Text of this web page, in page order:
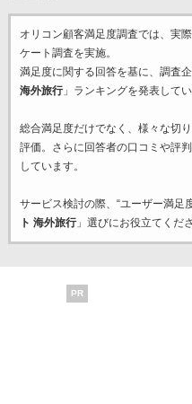
オリコン顧客満足度調査では、実
ケート調査を実施。
満足度に関する回答を基に、調査
海外旅行」ランキングを発表してい
総合満足度だけでなく、様々な切り
評価。さらに回答者の口コミや評
しています。
サービス検討の際、“ユーザー満足
ト 海外旅行」選びにお役立てくださ
PR